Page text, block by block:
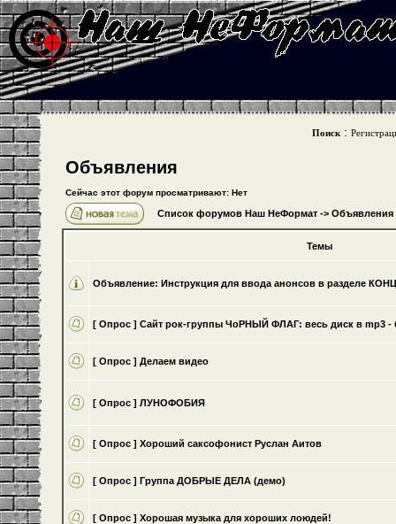
Поиск :
Объявления
Сейчас этот форум просматривают: Нет
Список форумов Наш НеФормат -> Объявления
Темы
Объявление: Инструкция для ввода анонсов в разделе
[ Опрос ] Cайт рок-группы ЧоРНЫЙ ФЛАГ: весь диск в mp3 -
[ Опрос ] Делаем видео
[ Опрос ] ЛУНОФОБИЯ
[ Опрос ] Хороший саксофонист Руслан Аитов
[ Опрос ] Группа ДОБРЫЕ ДЕЛА (демо)
[ Опрос ] Хорошая музыка для хороших лоюдей!